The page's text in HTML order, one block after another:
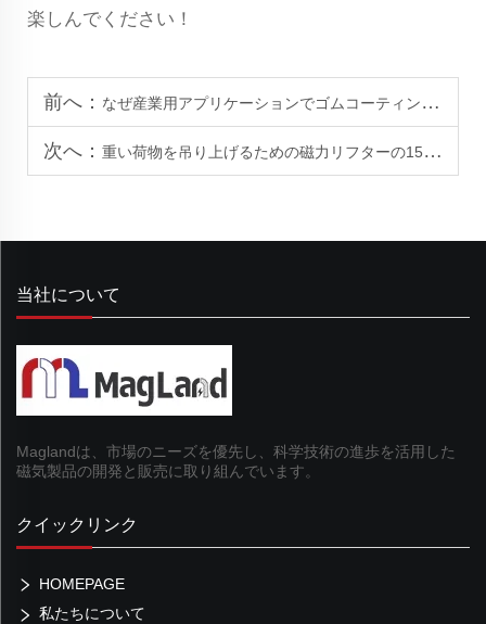
楽しんでください！
前へ： なぜ産業用アプリケーションでゴムコーティング磁石を選ぶのか？
次へ： 重い荷物を吊り上げるための磁力リフターの15の利点
当社について
Maglandは、市場のニーズを優先し、科学技術の進歩を活用した
磁気製品の開発と販売に取り組んでいます。
クイックリンク
HOMEPAGE
私たちについて